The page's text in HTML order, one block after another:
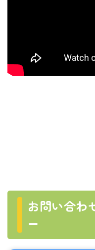
お問い合わ
ー